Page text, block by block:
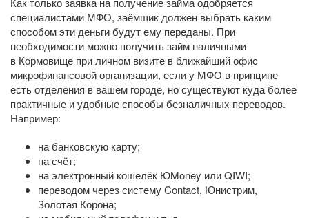
специалистами МФО, заёмщик должен выбрать каким
способом эти деньги будут ему переданы. При
необходимости можно получить займ наличными
в Кормовище при личном визите в ближайший офис
микрофинансовой организации, если у МФО в принципе
есть отделения в вашем городе, но существуют куда более
практичные и удобные способы безналичных переводов.
Например:
на банковскую карту;
на счёт;
на электронный кошелёк ЮMoney или QIWI;
переводом через систему Contact, Юнистрим,
Золотая Корона;